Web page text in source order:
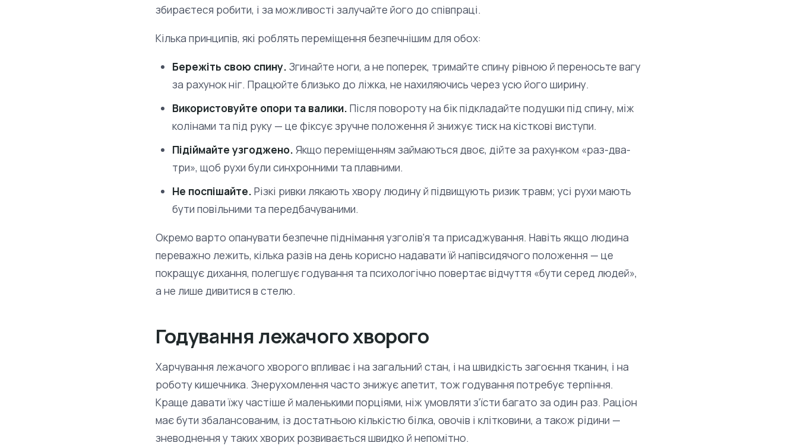
збираєтеся робити, і за можливості залучайте його до співпраці.
Кілька принципів, які роблять переміщення безпечнішим для обох:
Бережіть свою спину. Згинайте ноги, а не поперек, тримайте спину рівною й переносьте вагу
за рахунок ніг. Працюйте близько до ліжка, не нахиляючись через усю його ширину.
Використовуйте опори та валики. Після повороту на бік підкладайте подушки під спину, між
колінами та під руку — це фіксує зручне положення й знижує тиск на кісткові виступи.
Підіймайте узгоджено. Якщо переміщенням займаються двоє, дійте за рахунком «раз-два-
три», щоб рухи були синхронними та плавними.
Не поспішайте. Різкі ривки лякають хвору людину й підвищують ризик травм; усі рухи мають
бути повільними та передбачуваними.
Окремо варто опанувати безпечне піднімання узголів’я та присаджування. Навіть якщо людина
переважно лежить, кілька разів на день корисно надавати їй напівсидячого положення — це
покращує дихання, полегшує годування та психологічно повертає відчуття «бути серед людей»,
а не лише дивитися в стелю.
Годування лежачого хворого
Харчування лежачого хворого впливає і на загальний стан, і на швидкість загоєння тканин, і на
роботу кишечника. Знерухомлення часто знижує апетит, тож годування потребує терпіння.
Краще давати їжу частіше й маленькими порціями, ніж умовляти з’їсти багато за один раз. Раціон
має бути збалансованим, із достатньою кількістю білка, овочів і клітковини, а також рідини —
зневоднення у таких хворих розвивається швидко й непомітно.